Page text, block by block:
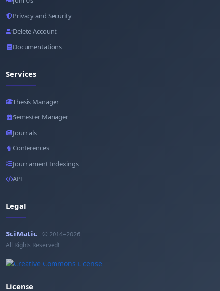
Privacy and Security
Delete Account
Documentations
Services
Thesis Manager
Semester Manager
Journals
Conferences
Journament Indexings
API
Legal
SciMatic © 2014–2026
All Rights Reserved!
License